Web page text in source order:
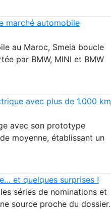
marché automobile
au Maroc, Smeia boucle
par BMW, MINI et BMW
avec plus de 1.000 km
avec son prototype
moyenne, établissant un
et quelques surprises !
séries de nominations et
source proche du dossier.